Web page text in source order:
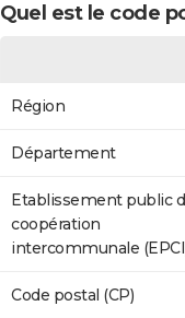
Quel est le code
Région
Département
Etablissement public
coopération
intercommunale
Code postal (CP)